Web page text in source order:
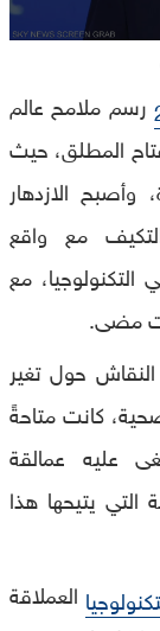
رسم ملامح عالم
المطلق، حيث
الازدهار
مع واقع
مع
مضى.
حول تغير
كانت متاحةً
عليه عمالقة
التي يتيحها هذا
العملاقة